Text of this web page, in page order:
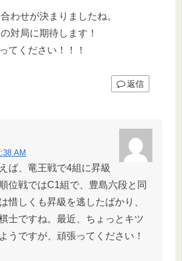
わせが決まりましたね。
対局に期待します！
てください！！！
返信
AM
ば、竜王戦で4組に昇級
位戦ではC1組で、豊島六段と同
惜しくも昇級を逃したばかり、
士ですね。最近、ちょっとキツ
うですが、頑張ってください！